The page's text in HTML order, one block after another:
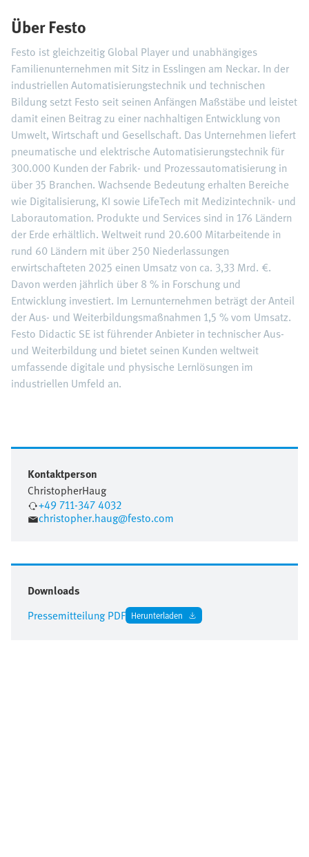
Über Festo
Festo ist gleichzeitig Global Player und unabhängiges
Familienunternehmen mit Sitz in Esslingen am Neckar. In der
industriellen Automatisierungstechnik und technischen
Bildung setzt Festo seit seinen Anfängen Maßstäbe und leistet
damit einen Beitrag zu einer nachhaltigen Entwicklung von
Umwelt, Wirtschaft und Gesellschaft. Das Unternehmen liefert
pneumatische und elektrische Automatisierungstechnik für
300.000 Kunden der Fabrik- und Prozessautomatisierung in
über 35 Branchen. Wachsende Bedeutung erhalten Bereiche
wie Digitalisierung, KI sowie LifeTech mit Medizintechnik- und
Laborautomation. Produkte und Services sind in 176 Ländern
der Erde erhältlich. Weltweit rund 20.600 Mitarbeitende in
rund 60 Ländern mit über 250 Niederlassungen
erwirtschafteten 2025 einen Umsatz von ca. 3,33 Mrd. €.
Davon werden jährlich über 8 % in Forschung und
Entwicklung investiert. Im Lernunternehmen beträgt der Anteil
der Aus- und Weiterbildungsmaßnahmen 1,5 % vom Umsatz.
Festo Didactic SE ist führender Anbieter in technischer Aus-
und Weiterbildung und bietet seinen Kunden weltweit
umfassende digitale und physische Lernlösungen im
industriellen Umfeld an.
Kontaktperson
ChristopherHaug
+49 711-347 4032
christopher.haug@festo.com
Downloads
Pressemitteilung PDF Herunterladen